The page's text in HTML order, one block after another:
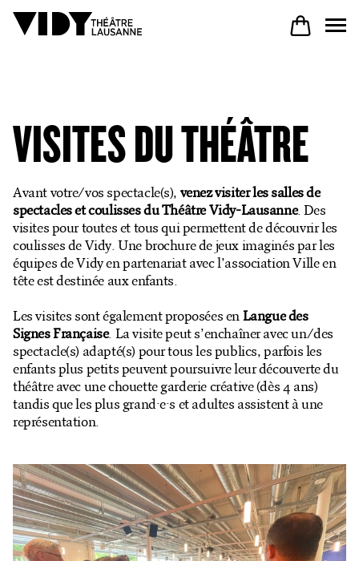
PARTICIPER
VENIR À VIDY
Productions
Billetterie en ligne
Mon compte
VISITES DU THÉÂTRE
Avant votre/vos spectacle(s), venez visiter les salles de
spectacles et coulisses du Théâtre Vidy-Lausanne. Des
visites pour toutes et tous qui permettent de découvrir les
coulisses de Vidy. Une brochure de jeux imaginés par les
équipes de Vidy en partenariat avec l’association Ville en
tête est destinée aux enfants.
Les visites sont également proposées en Langue des
Signes Française. La visite peut s’enchaîner avec un/des
spectacle(s) adapté(s) pour tous les publics, parfois les
enfants plus petits peuvent poursuivre leur découverte du
théâtre avec une chouette garderie créative (dès 4 ans)
tandis que les plus grand·e·s et adultes assistent à une
représentation.